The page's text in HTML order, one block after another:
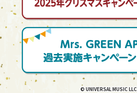
© UNIVERSAL MUSIC LLC